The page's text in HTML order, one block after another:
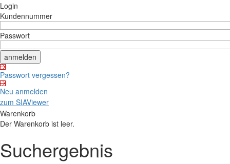
Login
Kundennummer
Passwort
Passwort vergessen?
Neu anmelden
zum SIAViewer
Warenkorb
Der Warenkorb ist leer.
Suchergebnis